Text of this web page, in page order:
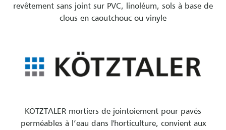
revêtement sans joint sur PVC, linoléum, sols à base de
clous en caoutchouc ou vinyle
KÖTZTALER mortiers de jointoiement pour pavés
perméables à l’eau dans l'horticulture, convient aux